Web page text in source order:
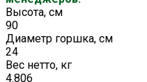
Высота, см
90
Диаметр горшка, см
24
Вес нетто, кг
4.806